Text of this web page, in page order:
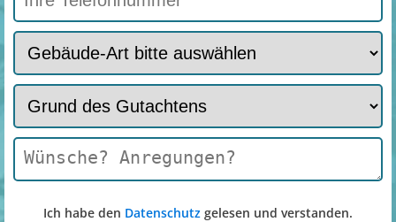
Ich habe den Datenschutz gelesen und verstanden.